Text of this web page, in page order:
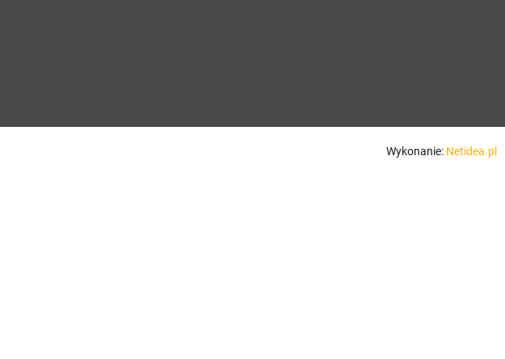
Wykonanie: Netidea.pl